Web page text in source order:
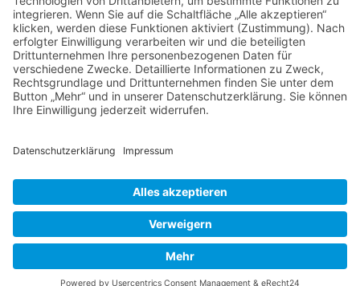
Landschaftsgärtner Parks geschaffen,…Scotney
Castle,
Kent
Liebe Leser! Ihr könnt euch per E-Mail
informieren lassen, wenn neue Artikel auf
Wurzerlsgarten erscheinen.Folgt dafür einfach
diesem Link und gebt dort eure E-Mailadresse
3. September 2020
Cookie-Einstellungen© 2026 Wurzerls Garten